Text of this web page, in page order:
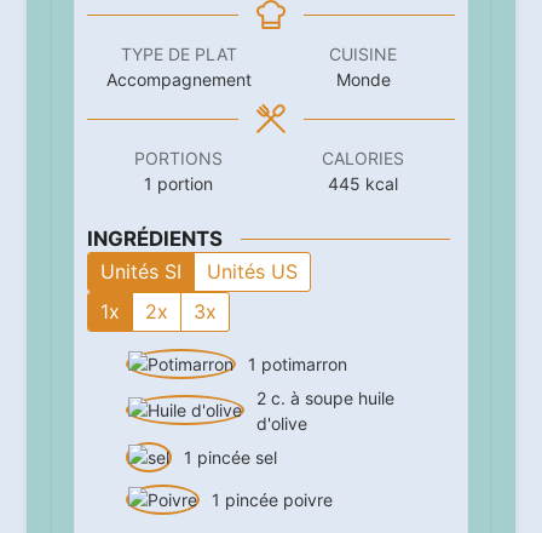
TYPE DE PLAT
Accompagnement
CUISINE
Monde
PORTIONS
1 portion
CALORIES
445 kcal
INGRÉDIENTS
Unités SI
Unités US
1x
2x 3x
1 potimarron
2 c. à soupe huile
d'olive
1 pincée sel
1 pincée poivre